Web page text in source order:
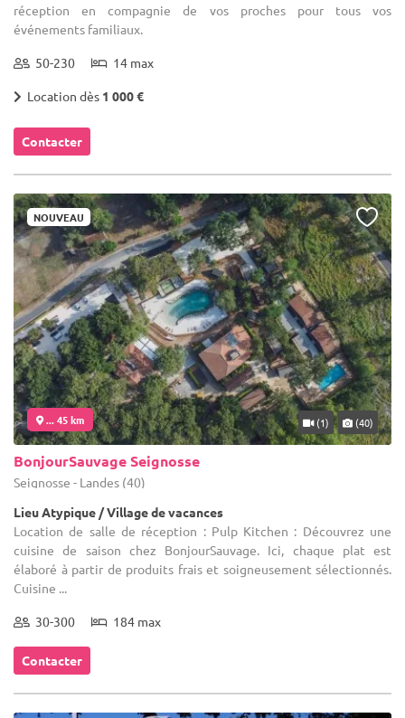
réception en compagnie de vos proches pour tous vos
événements familiaux.
50-230 14 max
Location dès 1 000 €
Contacter
NOUVEAU
... 45 km (1) (40)
BonjourSauvage Seignosse
Seignosse - Landes (40)
Lieu Atypique / Village de vacances
Location de salle de réception : Pulp Kitchen : Découvrez une
cuisine de saison chez BonjourSauvage. Ici, chaque plat est
élaboré à partir de produits frais et soigneusement sélectionnés.
Cuisine ...
30-300 184 max
Contacter